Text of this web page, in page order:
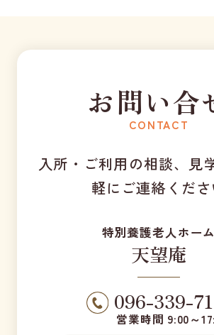
お問い合
CONTACT
入所・ご利用の相談、見
軽にご連絡くださ
特別養護老人ホーム
天望庵
096-339-
営業時間 9:00～